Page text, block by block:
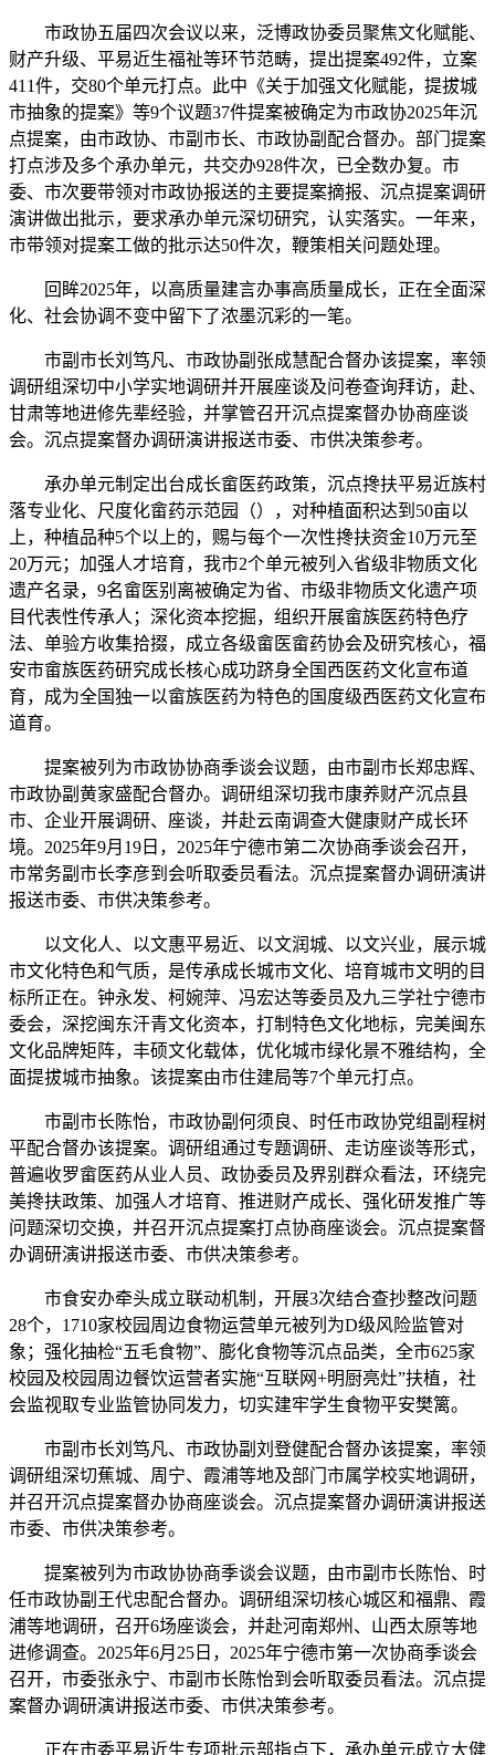
市政协五届四次会议以来，泛博政协委员聚焦文化赋能、
财产升级、平易近生福祉等环节范畴，提出提案492件，立案
411件，交80个单元打点。此中《关于加强文化赋能，提拔城
市抽象的提案》等9个议题37件提案被确定为市政协2025年沉
点提案，由市政协、市副市长、市政协副配合督办。部门提案
打点涉及多个承办单元，共交办928件次，已全数办复。市
委、市次要带领对市政协报送的主要提案摘报、沉点提案调研
演讲做出批示，要求承办单元深切研究，认实落实。一年来，
市带领对提案工做的批示达50件次，鞭策相关问题处理。
回眸2025年，以高质量建言办事高质量成长，正在全面深
化、社会协调不变中留下了浓墨沉彩的一笔。
市副市长刘笃凡、市政协副张成慧配合督办该提案，率领
调研组深切中小学实地调研并开展座谈及问卷查询拜访，赴、
甘肃等地进修先辈经验，并掌管召开沉点提案督办协商座谈
会。沉点提案督办调研演讲报送市委、市供决策参考。
承办单元制定出台成长畲医药政策，沉点搀扶平易近族村
落专业化、尺度化畲药示范园（），对种植面积达到50亩以
上，种植品种5个以上的，赐与每个一次性搀扶资金10万元至
20万元；加强人才培育，我市2个单元被列入省级非物质文化
遗产名录，9名畲医别离被确定为省、市级非物质文化遗产项
目代表性传承人；深化资本挖掘，组织开展畲族医药特色疗
法、单验方收集拾掇，成立各级畲医畲药协会及研究核心，福
安市畲族医药研究成长核心成功跻身全国西医药文化宣布道
育，成为全国独一以畲族医药为特色的国度级西医药文化宣布
道育。
提案被列为市政协协商季谈会议题，由市副市长郑忠辉、
市政协副黄家盛配合督办。调研组深切我市康养财产沉点县
市、企业开展调研、座谈，并赴云南调查大健康财产成长环
境。2025年9月19日，2025年宁德市第二次协商季谈会召开，
市常务副市长李彦到会听取委员看法。沉点提案督办调研演讲
报送市委、市供决策参考。
以文化人、以文惠平易近、以文润城、以文兴业，展示城
市文化特色和气质，是传承成长城市文化、培育城市文明的目
标所正在。钟永发、柯婉萍、冯宏达等委员及九三学社宁德市
委会，深挖闽东汗青文化资本，打制特色文化地标，完美闽东
文化品牌矩阵，丰硕文化载体，优化城市绿化景不雅结构，全
面提拔城市抽象。该提案由市住建局等7个单元打点。
市副市长陈怡，市政协副何须良、时任市政协党组副程树
平配合督办该提案。调研组通过专题调研、走访座谈等形式，
普遍收罗畲医药从业人员、政协委员及界别群众看法，环绕完
美搀扶政策、加强人才培育、推进财产成长、强化研发推广等
问题深切交换，并召开沉点提案打点协商座谈会。沉点提案督
办调研演讲报送市委、市供决策参考。
市食安办牵头成立联动机制，开展3次结合查抄整改问题
28个，1710家校园周边食物运营单元被列为D级风险监管对
象；强化抽检“五毛食物”、膨化食物等沉点品类，全市625家
校园及校园周边餐饮运营者实施“互联网+明厨亮灶”扶植，社
会监视取专业监管协同发力，切实建牢学生食物平安樊篱。
市副市长刘笃凡、市政协副刘登健配合督办该提案，率领
调研组深切蕉城、周宁、霞浦等地及部门市属学校实地调研，
并召开沉点提案督办协商座谈会。沉点提案督办调研演讲报送
市委、市供决策参考。
提案被列为市政协协商季谈会议题，由市副市长陈怡、时
任市政协副王代忠配合督办。调研组深切核心城区和福鼎、霞
浦等地调研，召开6场座谈会，并赴河南郑州、山西太原等地
进修调查。2025年6月25日，2025年宁德市第一次协商季谈会
召开，市委张永宁、市副市长陈怡到会听取委员看法。沉点提
案督办调研演讲报送市委、市供决策参考。
正在市委平易近生专项批示部指点下，承办单元成立大健